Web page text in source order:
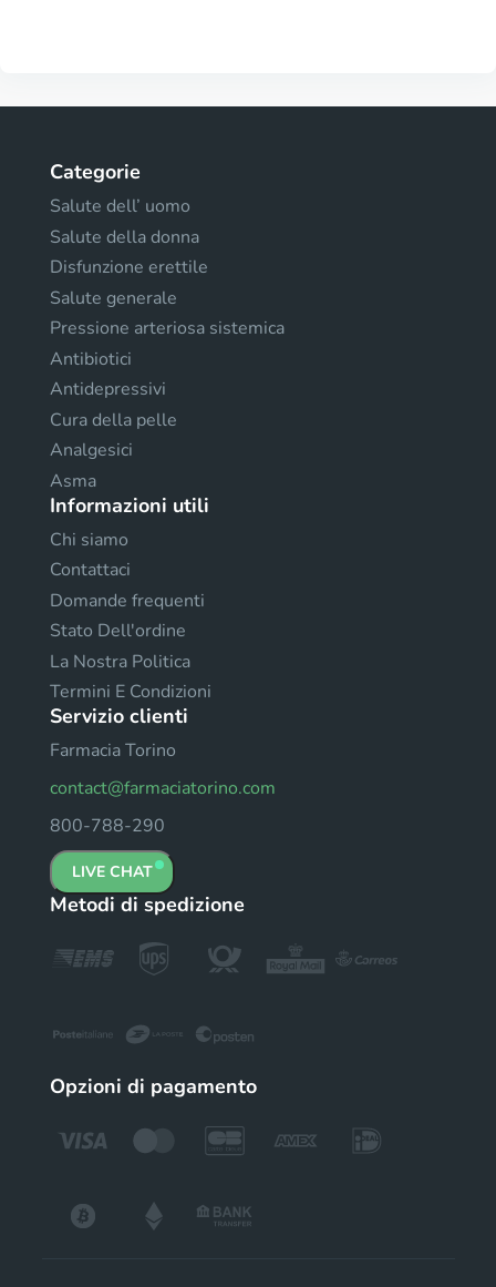
Categorie
Salute dell’ uomo
Salute della donna
Disfunzione erettile
Salute generale
Pressione arteriosa sistemica
Antibiotici
Antidepressivi
Cura della pelle
Analgesici
Asma
Informazioni utili
Chi siamo
Contattaci
Domande frequenti
Stato Dell'ordine
La Nostra Politica
Termini E Condizioni
Servizio clienti
Farmacia Torino
contact@farmaciatorino.com
800-788-290
LIVE CHAT
Metodi di spedizione
Opzioni di pagamento